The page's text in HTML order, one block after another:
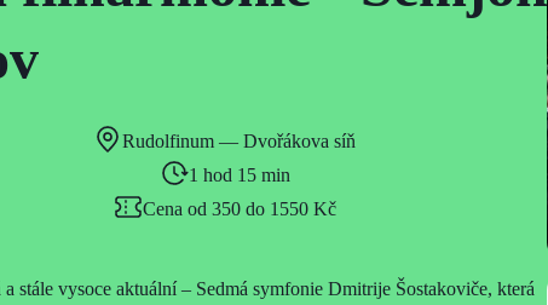
Rudolfinum — Dvořákova síň
1 hod 15 min
Cena od 350 do 1550 Kč
stále vysoce aktuální – Sedmá symfonie Dmitrije Šostakoviče, která